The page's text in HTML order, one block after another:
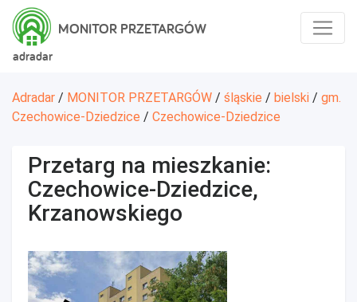
adradar
MONITOR PRZETARGÓW
Adradar / MONITOR PRZETARGÓW / śląskie / bielski / gm.
Czechowice-Dziedzice / Czechowice-Dziedzice
Przetarg na mieszkanie:
Czechowice-Dziedzice,
Krzanowskiego